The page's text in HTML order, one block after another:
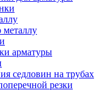
металлу
арматуры
седловин на трубаx
резки